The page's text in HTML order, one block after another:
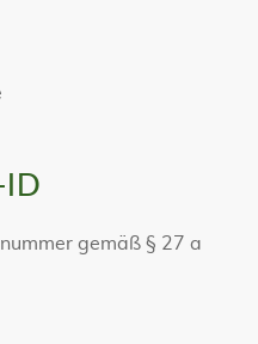
ID
gemäß § 27 a